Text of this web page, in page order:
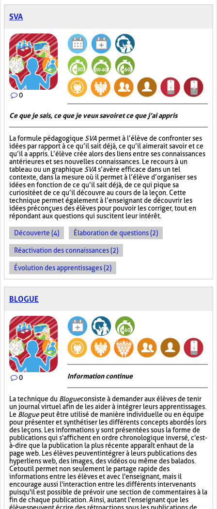
SVA
0
Ce que je sais, ce que je veux savoir et ce que j’ai appris
La formule pédagogique SVA permet à l’élève de confronter ses
idées par rapport à ce qu’il sait déjà, ce qu’il aimerait savoir et ce
qu’il a appris. L’élève crée alors des liens entre ses connaissances
antérieures et ses nouvelles connaissances. Le recours à un
tableau ou un graphique SVA s’avère efficace dans un tel
contexte, dans la mesure où il permet à l’élève d’organiser ses
idées en fonction de ce qu’il sait déjà, de ce qui pique sa
curiosité et de ce qu’il découvre au cours de la leçon. Cette
technique permet également à l’enseignant de découvrir les
idées préconçues des élèves pour pouvoir les corriger, tout en
répondant aux questions qui suscitent leur intérêt.
Découverte (4) Élaboration de questions (2)
Réactivation des connaissances (2)
Évolution des apprentissages (2)
BLOGUE
0 Information continue
La technique du Blogueconsiste à demander aux élèves de tenir
un journal virtuel afin de les aider à intégrer leurs apprentissages.
Le Bloguepeut être utilisé de manière individuelle ou en équipe
pour présenter et synthétiser les différents concepts abordés lors
des leçons. Les informations y sont présentées sous la forme de
publications qui s'affichent en ordre chronologique inversé, c'est-
à-dire que la publication la plus récente apparaît en haut de la
page web. Les élèves peuvent intégrer à leurs publications des
hyperliens web, des images, des vidéos ou même des balados.
Cet outil permet non seulement le partage rapide des
informations entre les élèves et avec l'enseignant, mais il
encourage aussi l'interaction entre les différents intervenants
puisqu'il est possible de prévoir une section de commentaires à la
fin de chaque publication. Ainsi, autant l'enseignant que les